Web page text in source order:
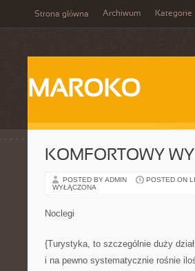
Strona główna Archiwum Kategorie
MAROKO
KOMFORTOWY
POSTED BY ADMIN POSTED ON
WYŁĄCZONA
Noclegi
{Turystyka, to szczególnie duży
i na pewno systematycznie rośnie